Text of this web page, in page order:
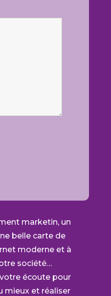
marketin, un
belle carte de
moderne et à
société…
écoute pour
mieux et réaliser